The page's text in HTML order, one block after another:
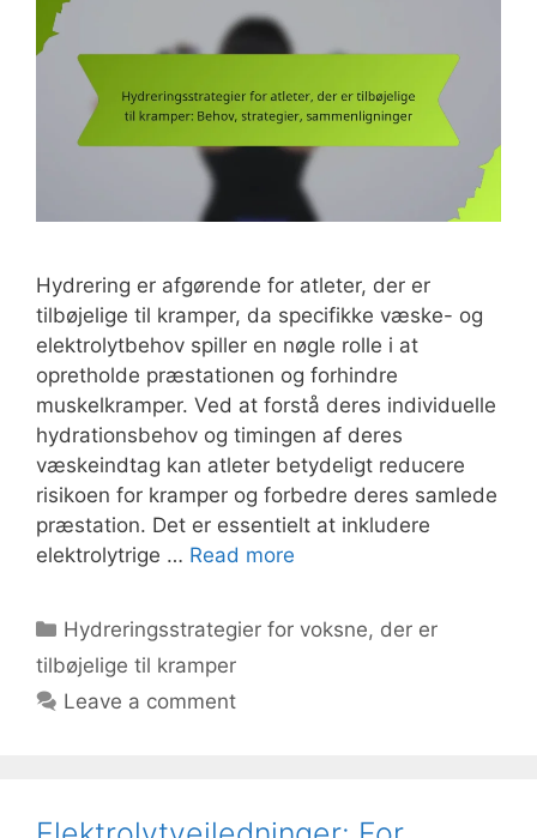
Hydrering er afgørende for atleter, der er
tilbøjelige til kramper, da specifikke væske- og
elektrolytbehov spiller en nøgle rolle i at
opretholde præstationen og forhindre
muskelkramper. Ved at forstå deres individuelle
hydrationsbehov og timingen af deres
væskeindtag kan atleter betydeligt reducere
risikoen for kramper og forbedre deres samlede
præstation. Det er essentielt at inkludere
elektrolytrige … Read more
Categories
Hydreringsstrategier for voksne, der er
tilbøjelige til kramper
Leave a comment